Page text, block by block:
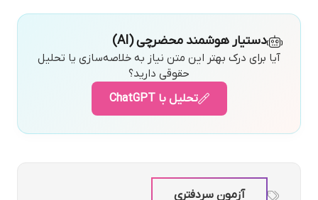
دستیار هوشمند محضرچی (AI)
آیا برای درک بهتر این متن نیاز به خلاصه‌سازی یا تحلیل
حقوقی دارید؟
تحلیل با ChatGPT
آزمون سردفتری